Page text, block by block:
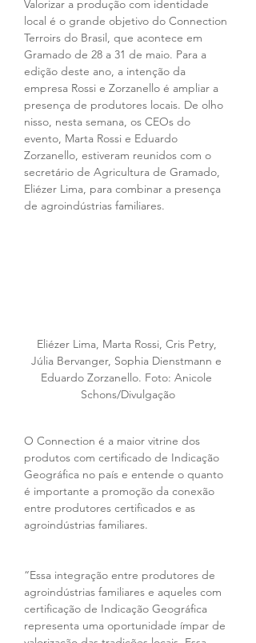
Valorizar a produção com identidade
local é o grande objetivo do Connection
Terroirs do Brasil, que acontece em
Gramado de 28 a 31 de maio. Para a
edição deste ano, a intenção da
empresa Rossi e Zorzanello é ampliar a
presença de produtores locais. De olho
nisso, nesta semana, os CEOs do
evento, Marta Rossi e Eduardo
Zorzanello, estiveram reunidos com o
secretário de Agricultura de Gramado,
Eliézer Lima, para combinar a presença
de agroindústrias familiares.
Eliézer Lima, Marta Rossi, Cris Petry,
Júlia Bervanger, Sophia Dienstmann e
Eduardo Zorzanello. Foto: Anicole
Schons/Divulgação
O Connection é a maior vitrine dos
produtos com certificado de Indicação
Geográfica no país e entende o quanto
é importante a promoção da conexão
entre produtores certificados e as
agroindústrias familiares.
“Essa integração entre produtores de
agroindústrias familiares e aqueles com
certificação de Indicação Geográfica
representa uma oportunidade ímpar de